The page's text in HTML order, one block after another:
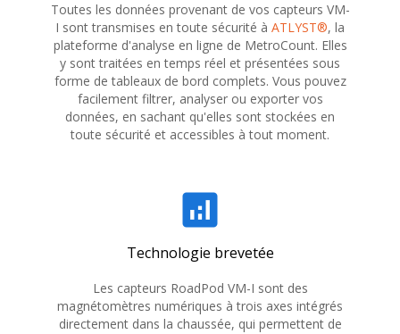
Toutes les données provenant de vos capteurs VM-
I sont transmises en toute sécurité à ATLYST®, la
plateforme d'analyse en ligne de MetroCount. Elles
y sont traitées en temps réel et présentées sous
forme de tableaux de bord complets. Vous pouvez
facilement filtrer, analyser ou exporter vos
données, en sachant qu'elles sont stockées en
toute sécurité et accessibles à tout moment.
analytics
Technologie brevetée
Les capteurs RoadPod VM-I sont des
magnétomètres numériques à trois axes intégrés
directement dans la chaussée, qui permettent de